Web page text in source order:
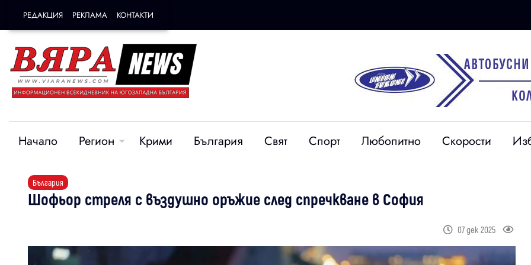
РЕДАКЦИЯ РЕКЛАМА КОНТАКТИ
Начало Регион Крими България Свят Спорт Любопитно Скорости
България
Шофьор стреля с въздушно оръжие след спречкване в София
07 дек 2025